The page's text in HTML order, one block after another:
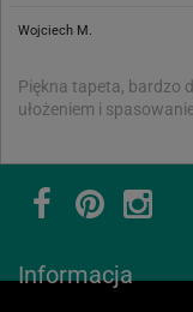
Wojciech M.
Piękna tapeta, bardzo
ułożeniem i
Informacja